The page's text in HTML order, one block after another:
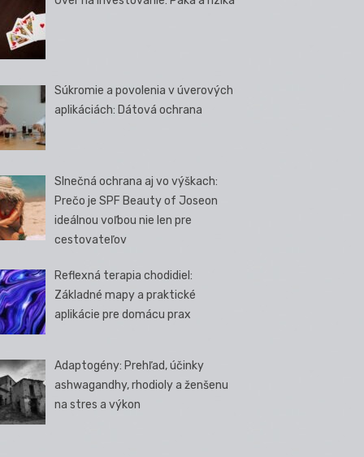
Súkromie a povolenia v úverových
aplikáciách: Dátová ochrana
Slnečná ochrana aj vo výškach:
Prečo je SPF Beauty of Joseon
ideálnou voľbou nie len pre
cestovateľov
Reflexná terapia chodidiel:
Základné mapy a praktické
aplikácie pre domácu prax
Adaptogény: Prehľad, účinky
ashwagandhy, rhodioly a ženšenu
na stres a výkon